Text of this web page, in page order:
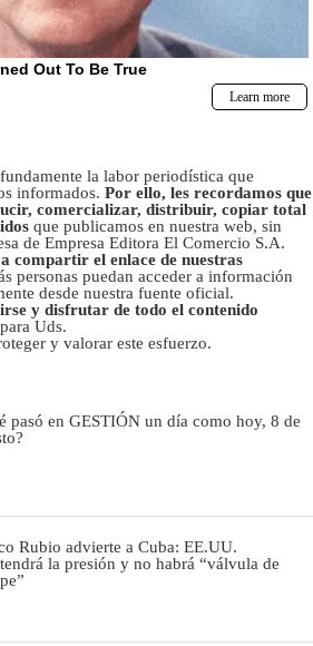
la labor periodística que
informados. Por ello, les recordamos que
comercializar, distribuir, copiar total
que publicamos en nuestra web, sin
de Empresa Editora El Comercio S.A.
compartir el enlace de nuestras
personas puedan acceder a información
desde nuestra fuente oficial.
y disfrutar de todo el contenido
Uds.
y valorar este esfuerzo.
pasó en GESTIÓN un día como hoy, 8 de
Rubio advierte a Cuba: EE.UU.
la presión y no habrá “válvula de